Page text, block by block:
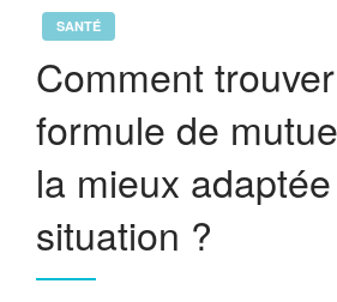
SANTÉ
Comment
formule de
la mieux
situation ?